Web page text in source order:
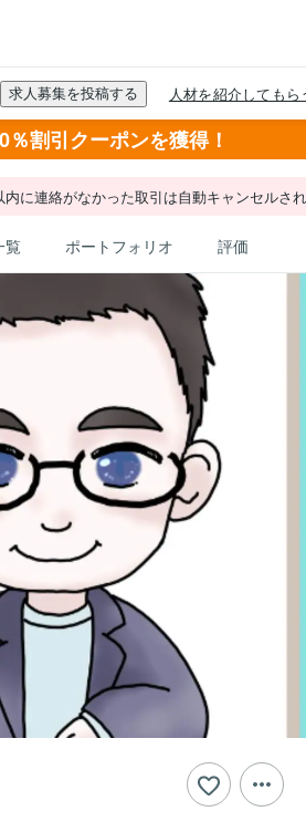
割引クーポンを獲得！
に連絡がなかった取引は自動キャンセルさ
覧 ポートフォリオ 評価